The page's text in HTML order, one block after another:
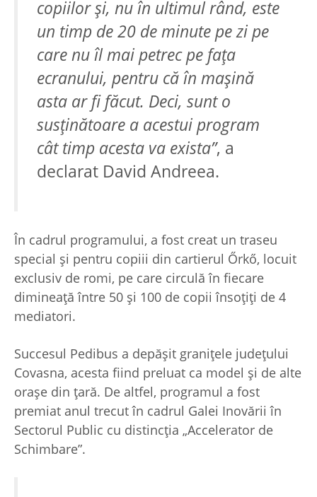
copiilor şi, nu în ultimul rând, este
un timp de 20 de minute pe zi pe
care nu îl mai petrec pe faţa
ecranului, pentru că în maşină
asta ar fi făcut. Deci, sunt o
susţinătoare a acestui program
cât timp acesta va exista”, a
declarat David Andreea.
În cadrul programului, a fost creat un traseu
special şi pentru copiii din cartierul Őrkő, locuit
exclusiv de romi, pe care circulă în fiecare
dimineaţă între 50 şi 100 de copii însoţiţi de 4
mediatori.
Succesul Pedibus a depăşit graniţele judeţului
Covasna, acesta fiind preluat ca model şi de alte
oraşe din ţară. De altfel, programul a fost
premiat anul trecut în cadrul Galei Inovării în
Sectorul Public cu distincţia „Accelerator de
Schimbare”.